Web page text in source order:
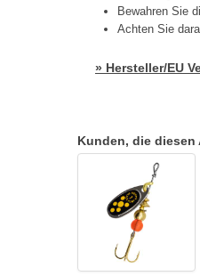
Bewahren Sie
Achten Sie
» Hersteller/EU
Kunden, die